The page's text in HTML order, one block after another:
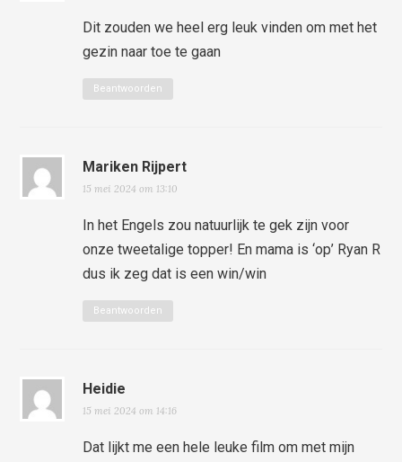
Dit zouden we heel erg leuk vinden om met het
gezin naar toe te gaan
Beantwoorden
Mariken Rijpert
15 mei 2024 om 13:10
In het Engels zou natuurlijk te gek zijn voor
onze tweetalige topper! En mama is ‘op’ Ryan R
dus ik zeg dat is een win/win
Beantwoorden
Heidie
15 mei 2024 om 14:16
Dat lijkt me een hele leuke film om met mijn